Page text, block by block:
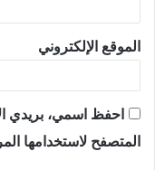
الموقع الإلكتروني
احفظ اسمي، بريدي
المتصفح لاستخدامها